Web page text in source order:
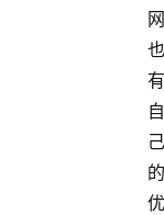
网
也
有
自
己
的
优